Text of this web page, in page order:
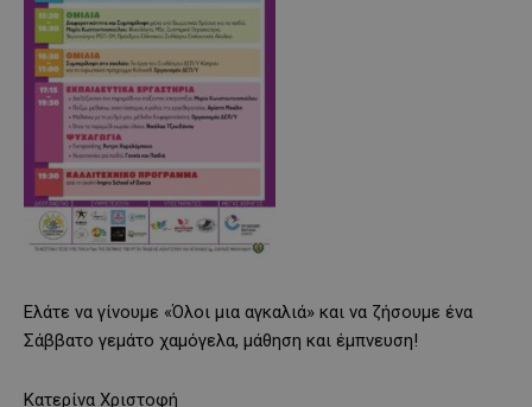
Ελάτε να γίνουμε «Όλοι μια αγκαλιά» και να ζήσουμε ένα
Σάββατο γεμάτο χαμόγελα, μάθηση και έμπνευση!
Κατερίνα Χριστοφή